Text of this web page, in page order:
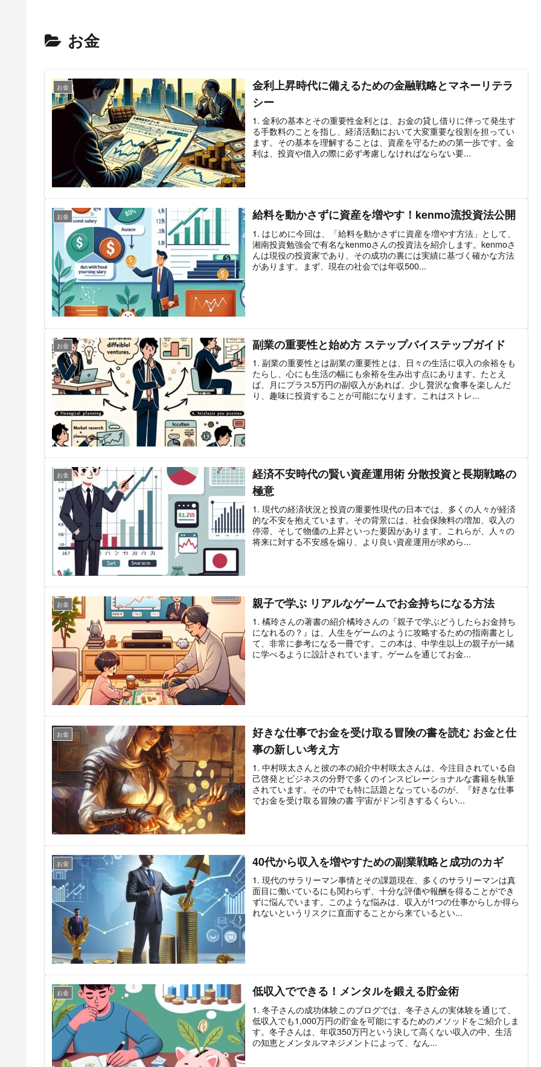
お金
お金
金利上昇時代に備えるための金融戦略とマネーリテラ
シー
1. 金利の基本とその重要性金利とは、お金の貸し借りに伴って発生す
る手数料のことを指し、経済活動において大変重要な役割を担ってい
ます。その基本を理解することは、資産を守るための第一歩です。金
利は、投資や借入の際に必ず考慮しなければならない要...
お金 給料を動かさずに資産を増やす！kenmo流投資法公開
1. はじめに今回は、「給料を動かさずに資産を増やす方法」として、
湘南投資勉強会で有名なkenmoさんの投資法を紹介します。kenmoさ
んは現役の投資家であり、その成功の裏には実績に基づく確かな方法
があります。まず、現在の社会では年収500...
お金 副業の重要性と始め方 ステップバイステップガイド
1. 副業の重要性とは副業の重要性とは、日々の生活に収入の余裕をも
たらし、心にも生活の幅にも余裕を生み出す点にあります。たとえ
ば、月にプラス5万円の副収入があれば、少し贅沢な食事を楽しんだ
り、趣味に投資することが可能になります。これはストレ...
お金
経済不安時代の賢い資産運用術 分散投資と長期戦略の
極意
1. 現代の経済状況と投資の重要性現代の日本では、多くの人々が経済
的な不安を抱えています。その背景には、社会保険料の増加、収入の
停滞、そして物価の上昇といった要因があります。これらが、人々の
将来に対する不安感を煽り、より良い資産運用が求めら...
お金 親子で学ぶ リアルなゲームでお金持ちになる方法
1. 橘玲さんの著書の紹介橘玲さんの『親子で学ぶどうしたらお金持ち
になれるの？』は、人生をゲームのように攻略するための指南書とし
て、非常に参考になる一冊です。この本は、中学生以上の親子が一緒
に学べるように設計されています。ゲームを通じてお金...
お金
好きな仕事でお金を受け取る冒険の書を読む お金と仕
事の新しい考え方
1. 中村咲太さんと彼の本の紹介中村咲太さんは、今注目されている自
己啓発とビジネスの分野で多くのインスピレーショナルな書籍を執筆
されています。その中でも特に話題となっているのが、『好きな仕事
でお金を受け取る冒険の書 宇宙がドン引きするくらい...
お金 40代から収入を増やすための副業戦略と成功のカギ
1. 現代のサラリーマン事情とその課題現在、多くのサラリーマンは真
面目に働いているにも関わらず、十分な評価や報酬を得ることができ
ずに悩んでいます。このような悩みは、収入が1つの仕事からしか得ら
れないというリスクに直面することから来ているとい...
お金 低収入でできる！メンタルを鍛える貯金術
1. 冬子さんの成功体験このブログでは、冬子さんの実体験を通じて、
低収入でも1,000万円の貯金を可能にするためのメソッドをご紹介しま
す。冬子さんは、年収350万円という決して高くない収入の中、生活
の知恵とメンタルマネジメントによって、なん...